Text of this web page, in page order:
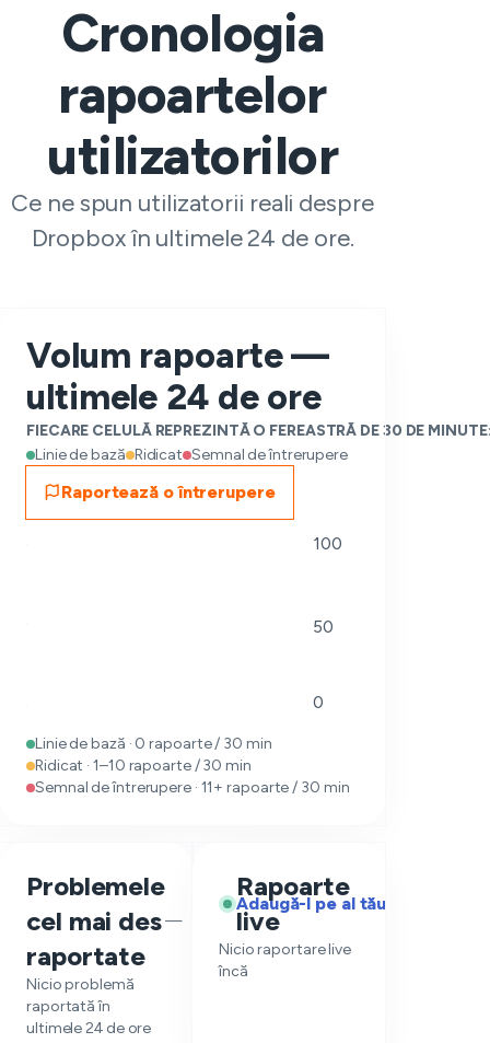
Cronologia
rapoartelor
utilizatorilor
Ce ne spun utilizatorii reali despre
Dropbox în ultimele 24 de ore.
Volum rapoarte —
ultimele 24 de ore
FIECARE CELULĂ REPREZINTĂ O FEREASTRĂ DE 30 DE
Linie de bază Ridicat Semnal de întrerupere
Raportează o întrerupere
100
50
0
Linie de bază · 0 rapoarte / 30 min
Ridicat · 1–10 rapoarte / 30 min
Semnal de întrerupere · 11+ rapoarte / 30 min
Problemele
cel mai des
raportate
—
Nicio problemă
raportată în
ultimele 24 de ore
Rapoarte
live
Adaugă-l pe al tău
Nicio raportare live
încă